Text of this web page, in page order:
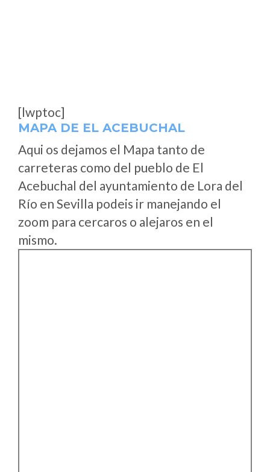
[lwptoc]
MAPA DE EL ACEBUCHAL
Aqui os dejamos el Mapa tanto de
carreteras como del pueblo de El
Acebuchal del ayuntamiento de Lora del
Río en Sevilla podeis ir manejando el
zoom para cercaros o alejaros en el
mismo.